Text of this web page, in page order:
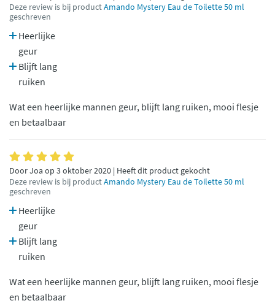
Deze review is bij productAmando Mystery Eau de Toilette 50 ml
geschreven
Heerlijke
geur
Blijft lang
ruiken
Wat een heerlijke mannen geur, blijft lang ruiken, mooi flesje
en betaalbaar
Door Joa op 3 oktober 2020 | Heeft dit product gekocht
Deze review is bij productAmando Mystery Eau de Toilette 50 ml
geschreven
Heerlijke
geur
Blijft lang
ruiken
Wat een heerlijke mannen geur, blijft lang ruiken, mooi flesje
en betaalbaar